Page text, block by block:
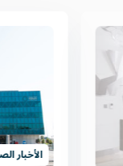
الأخبار